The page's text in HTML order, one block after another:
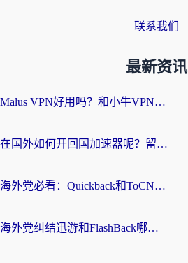
联系我们
最新资讯
Malus VPN好用吗？和小牛VPN对比哪个回国效果更好？海外党亲测实用指南
在国外如何开回国加速器呢？留学生亲测的无缝访问国内资源指南
海外党必看：Quickback和ToCN好用吗？3分钟选对回国加速器的实用指南
海外党纠结迅游和FlashBack哪个好？2026实用指南教你选对回国加速器